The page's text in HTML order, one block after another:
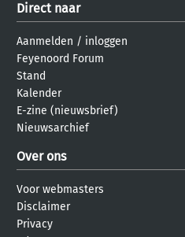
Direct naar
Aanmelden / inloggen
Feyenoord Forum
Stand
Kalender
E-zine (nieuwsbrief)
Nieuwsarchief
Over ons
Voor webmasters
Disclaimer
Privacy